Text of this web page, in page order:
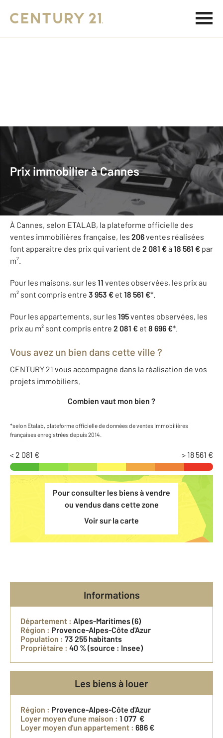
Prix immobilier à Cannes
Accueil Prix Immobilier Provence-Alpes-Côte d'Azur
Alpes-Maritimes
Cannes
Le prix de l'immobilier au m²
À Cannes, selon ETALAB, la plateforme officielle des
ventes immobilières française, les 206ventes réalisées
font apparaitre des prix qui varient de 2 081 €à 18 561 € par
m².
Pour les maisons, sur les 11 ventes observées, les prix au
m² sont compris entre 3 953 € et 18 561 €*.
Pour les appartements, sur les 195ventes observées, les
prix au m² sont compris entre 2 081 € et 8 696 €*.
Vous avez un bien dans cette ville ?
CENTURY 21 vous accompagne dans la réalisation de vos
projets immobiliers.
Combien vaut mon bien ?
*selon Etalab, plateforme officielle de données de ventes immobilières
françaises enregistrées depuis 2014.
< 2 081 € > 18 561 €
Pour consulter les biens à vendre
ou vendus dans cette zone
Voir sur la carte
Informations
Département : Alpes-Maritimes (6)
Région : Provence-Alpes-Côte d'Azur
Population : 73 255 habitants
Propriétaire : 40 %(source : Insee)
Les biens à louer
Région : Provence-Alpes-Côte d'Azur
Loyer moyen d'une maison : 1 077 €
Loyer moyen d'un appartement : 686 €